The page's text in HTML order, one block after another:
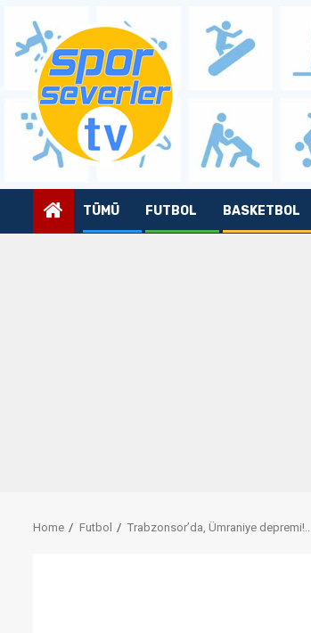
content
TÜMÜ FUTBOL BASKETBOL
Home Futbol Trabzonsor’da, Ümraniye depremi!..